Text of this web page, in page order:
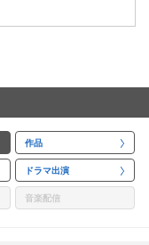
作品
ドラマ出演
音楽配信